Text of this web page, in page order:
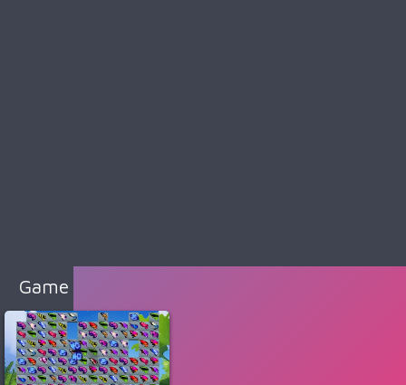
Game
Đua
Xe
Game
Minecraft
Game Hay Nhất